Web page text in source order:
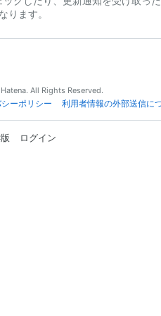
ります。
All Rights Reserved.
ーポリシー 利用者情報の外部送信に
ログイン